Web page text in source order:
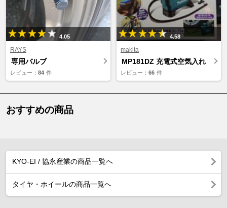
4.05
RAYS
専用バルブ
レビュー： 84 件
4.58
makita
MP181DZ 充電式空気入れ
レビュー： 66 件
おすすめの商品
KYO-EI / 協永産業の商品一覧へ
タイヤ・ホイールの商品一覧へ